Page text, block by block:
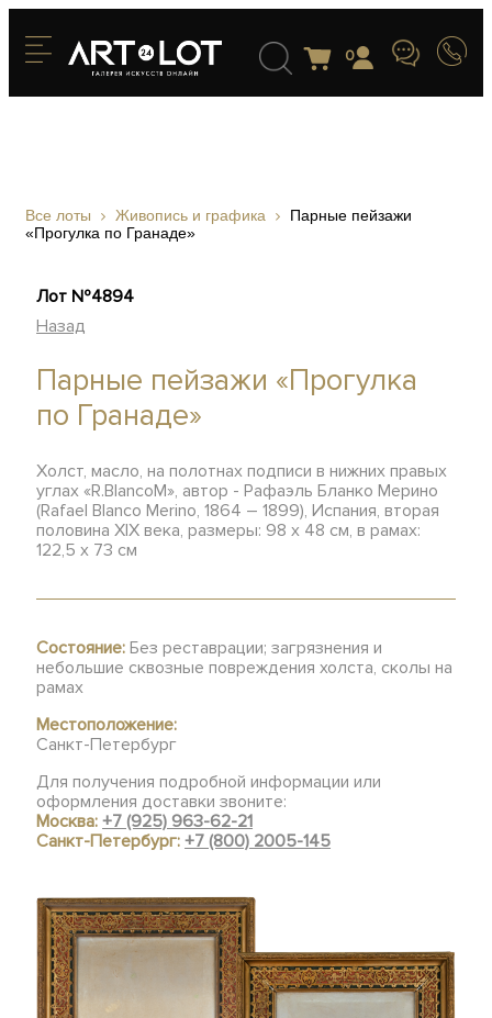
0
Все лоты Живопись и графика
Парные пейзажи
«Прогулка по Гранаде»
Лот №4894
Назад
Парные пейзажи «Прогулка
по Гранаде»
Холст, масло, на полотнах подписи в нижних правых
углах «R.BlancoM», автор - Рафаэль Бланко Мерино
(Rafael Blanco Merino, 1864 – 1899), Испания, вторая
половина XIX века, размеры: 98 х 48 см, в рамах:
122,5 х 73 см
Состояние: Без реставрации; загрязнения и
небольшие сквозные повреждения холста, сколы на
рамах
Местоположение:
Санкт-Петербург
Для получения подробной информации или
оформления доставки звоните:
Москва:+7 (925) 963-62-21
Санкт-Петербург:+7 (800) 2005-145